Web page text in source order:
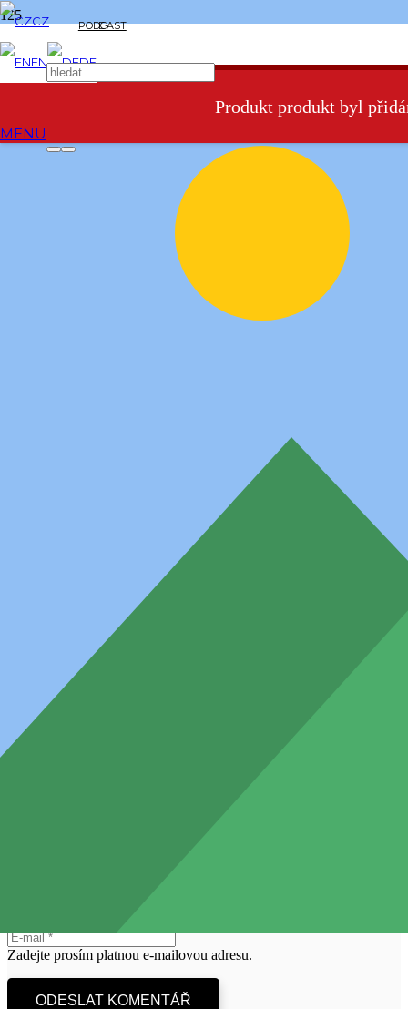
CZ
EN DE
PODCAST
E-
SHOP
MENU
Produkt produkt byl
Podnikatelský nápad
Věřím, že nás závislých na ranní kávě je hodně. A to zejména z řad
b) mají prdíky
c) rostou jim zoubky
d) myslí si, že vstávat ve 3 ráno je ohromná prča
Když se takhle budí děti dvě a vzájemně se doplňují, je deficit
spánku přímo úměrný dávce kofeinu, kterou je po takovéto noci
nutné do těla dostat. Je logické, že v ranním shonu, kdy je potřeba
vypravit děti do jeslí/školky/školy, se nám může o v klidu vypitém
šálku kávy nechat jen zdát. To se potom člověk dohrabe s dítkem do
školky jen s vypětím všech sil a doufá, že si v tom ranním
polokómatu nezapomněl pod kabátem pyžamo.
PS: A ani mi za ten nápad platit nemusíte, já jen budu ráda, když ho
Hana Hurábová
Napsat komentář
Vaše e-mailová adresa nebude zveřejněna.
Prosím, vyplňte toto pole.
Zadejte prosím platnou e-mailovou adresu.
ODESLAT KOMENTÁŘ